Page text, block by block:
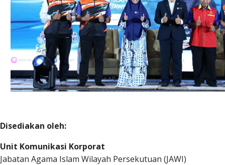
Disediakan oleh:
Unit Komunikasi Korporat
Jabatan Agama Islam Wilayah Persekutuan (JAWI)